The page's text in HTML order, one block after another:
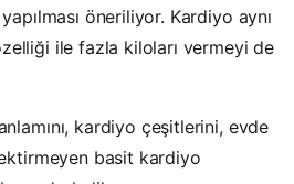
öneriliyor. Kardiyo aynı
ile fazla kiloları vermeyi de
kardiyo çeşitlerini, evde
basit kardiyo